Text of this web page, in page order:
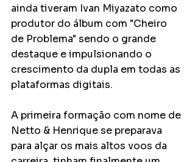
ainda tiveram Ivan Miyazato como
produtor do álbum com "Cheiro
de Problema" sendo o grande
destaque e impulsionando o
crescimento da dupla em todas as
plataformas digitais.
A primeira formação com nome de
Netto & Henrique se preparava
para alçar os mais altos voos da